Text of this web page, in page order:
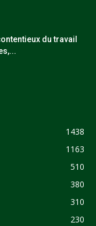
du travail
1438
1163
510
380
310
230